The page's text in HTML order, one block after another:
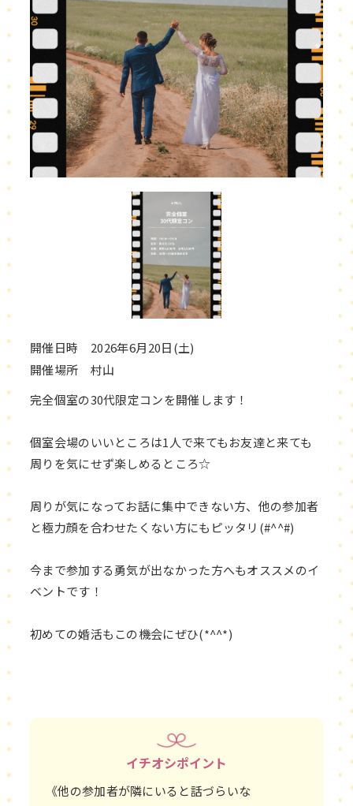
開催日時 2026年6月20日(土)
開催場所 村山
完全個室の30代限定コンを開催します！
個室会場のいいところは1人で来てもお友達と来ても
周りを気にせず楽しめるところ☆
周りが気になってお話に集中できない方、他の参加者
と極力顔を合わせたくない方にもピッタリ(#^^#)
今まで参加する勇気が出なかった方へもオススメのイ
ベントです！
初めての婚活もこの機会にぜひ(*^^*)
イチオシポイント
《他の参加者が隣にいると話づらいな